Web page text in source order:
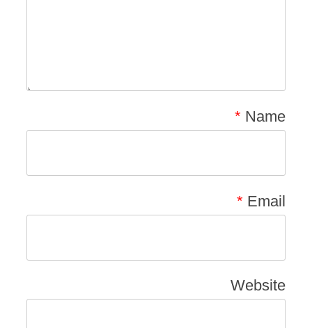
Name
*
Email
*
Website